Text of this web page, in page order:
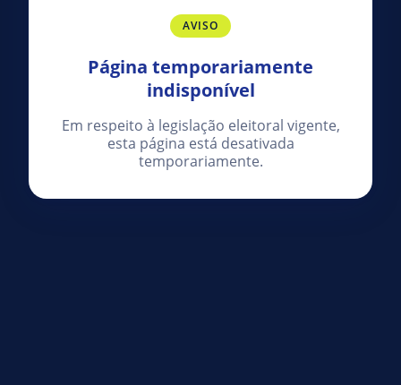
AVISO
Página temporariamente
indisponível
Em respeito à legislação eleitoral vigente,
esta página está desativada
temporariamente.